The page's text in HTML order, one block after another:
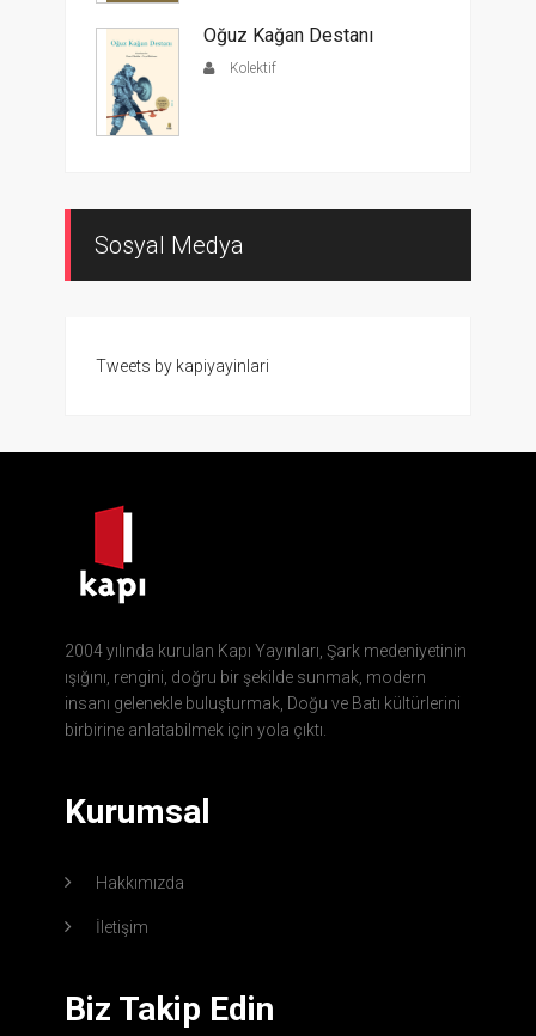
Oğuz Kağan Destanı
Kolektif
Sosyal Medya
Tweets by kapiyayinlari
2004 yılında kurulan Kapı Yayınları, Şark medeniyetinin
ışığını, rengini, doğru bir şekilde sunmak, modern
insanı gelenekle buluşturmak, Doğu ve Batı kültürlerini
birbirine anlatabilmek için yola çıktı.
Kurumsal
Hakkımızda
İletişim
Biz Takip Edin